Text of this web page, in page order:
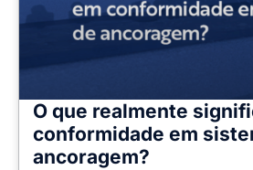
O que realmente
conformidade em
ancoragem?